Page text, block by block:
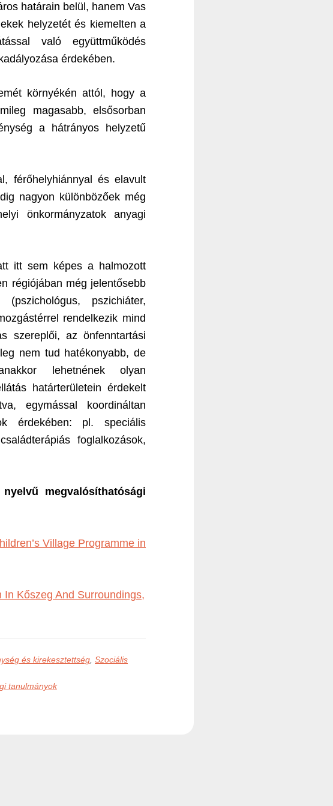
határain belül, hanem Vas
helyzetét és kiemelten a
való együttműködés
érdekében.
környékén attól, hogy a
magasabb, elsősorban
a hátrányos helyzetű
férőhelyhiánnyal és elavult
nagyon különbözőek még
önkormányzatok anyagi
itt sem képes a halmozott
régiójában még jelentősebb
pszichiáter,
rendelkezik mind
szereplői, az önfenntartási
nem tud hatékonyabb, de
lehetnének olyan
határterületein érdekelt
egymással koordináltan
érdekében: pl. speciális
foglalkozások,
megvalósíthatósági
Village Programme in
In Kőszeg And Surroundings,
és kirekesztettség Szociális
tanulmányok